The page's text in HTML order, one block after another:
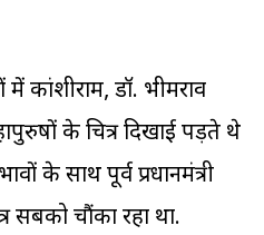
कांशीराम, डॉ. भीमराव
के चित्र दिखाई पड़ते थे
के साथ पूर्व प्रधानमंत्री
सबको चौंका रहा था.